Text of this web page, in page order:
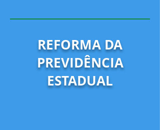
REFORMA DA
PREVIDÊNCIA
ESTADUAL